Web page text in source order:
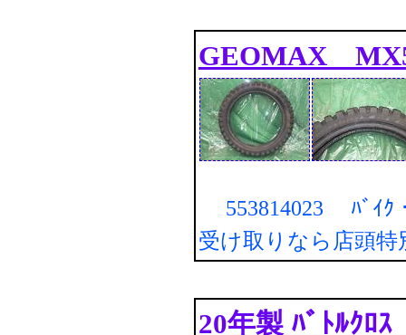
GEOMAX
553814023 ﾊﾞｲｸ
受け取りなら店頭特
20年製 ﾊﾞﾄﾙｸ